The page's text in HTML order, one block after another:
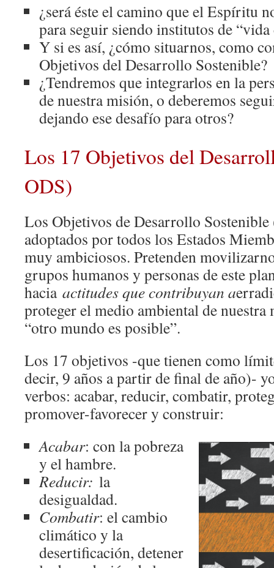
¿será éste el camino que el Espíritu
para seguir siendo institutos de “vida
Y si es así, ¿cómo situarnos, como
Objetivos del Desarrollo Sostenible?
¿Tendremos que integrarlos en la
de nuestra misión, o deberemos
dejando ese desafío para otros?
Los 17 Objetivos del
ODS)
Los Objetivos de Desarrollo
adoptados por todos los Estados
muy ambiciosos. Pretenden
grupos humanos y personas de este
hacia actitudes que contribuyan a
proteger el medio ambiental de
“otro mundo es posible”.
Los 17 objetivos -que tienen como
decir, 9 años a partir de final de año)-
verbos: acabar, reducir, combatir,
promover-favorecer y construir:
Acabar: con la pobreza
y el hambre.
Reducir: la
desigualdad.
Combatir: el cambio
climático y la
desertificación, detener